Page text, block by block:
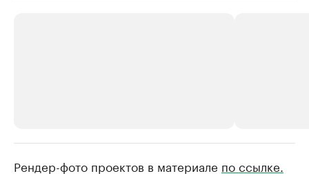
Рендер-фото проектов в материале по ссылке.